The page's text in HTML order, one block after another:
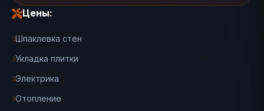
Цены:
Шпаклевка стен
Укладка плитки
Электрика
Отопление